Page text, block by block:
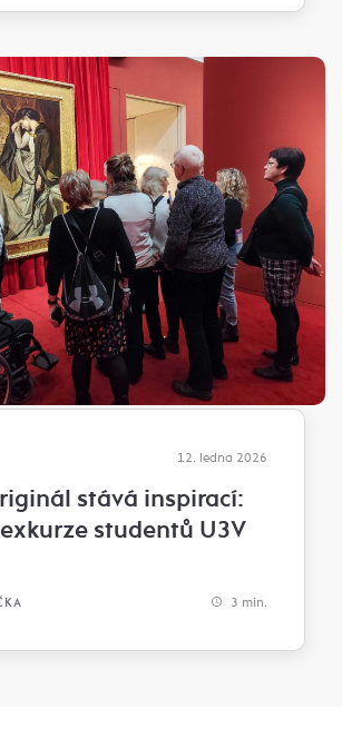
12. ledna 2026
stává inspirací:
studentů U3V
3 min.